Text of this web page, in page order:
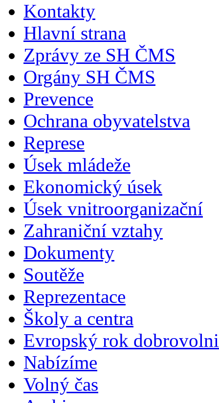
Kontakty
Hlavní strana
Zprávy ze SH ČMS
Orgány SH ČMS
Prevence
Ochrana obyvatelstva
Represe
Úsek mládeže
Ekonomický úsek
Úsek vnitroorganizační
Zahraniční vztahy
Dokumenty
Soutěže
Reprezentace
Školy a centra
Evropský rok
Nabízíme
Volný čas